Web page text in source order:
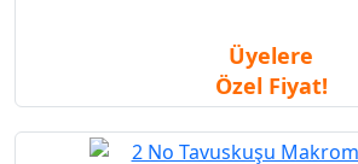
Üyelere
Özel Fiyat!